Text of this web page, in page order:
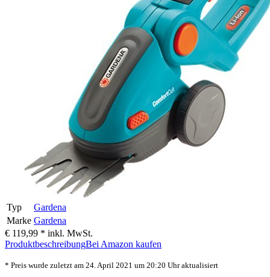
Typ
Gardena
Marke Gardena
€ 119,99 * inkl. MwSt.
ProduktbeschreibungBei Amazon kaufen
* Preis wurde zuletzt am 24. April 2021 um 20:20 Uhr aktualisiert